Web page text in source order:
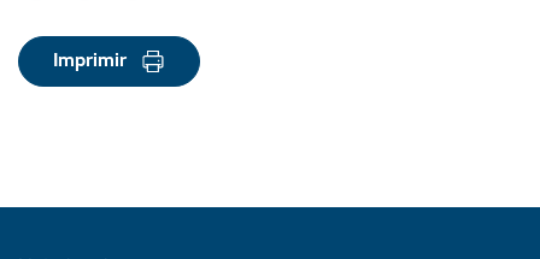
Imprimir